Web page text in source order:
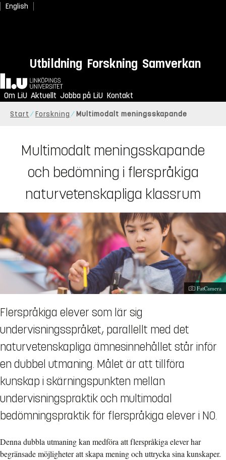
English
Utbildning Forskning Samverkan
Hem
Om LiU Aktuellt Jobba på LiU Kontakt
Start Forskning Multimodalt meningsskapande
Multimodalt meningsskapande
och bedömning i flerspråkiga
naturvetenskapliga klassrum
Fotograf:
FatCamera
Flerspråkiga elever som lär sig
undervisningsspråket, parallellt med det
naturvetenskapliga ämnesinnehållet står inför
en dubbel utmaning. Målet är att tillföra
kunskap i skärningspunkten mellan
undervisningspraktik och multimodal
bedömningspraktik för flerspråkiga elever i NO.
Denna dubbla utmaning kan medföra att flerspråkiga elever har
begränsade möjligheter att skapa mening och uttrycka sina kunskaper.